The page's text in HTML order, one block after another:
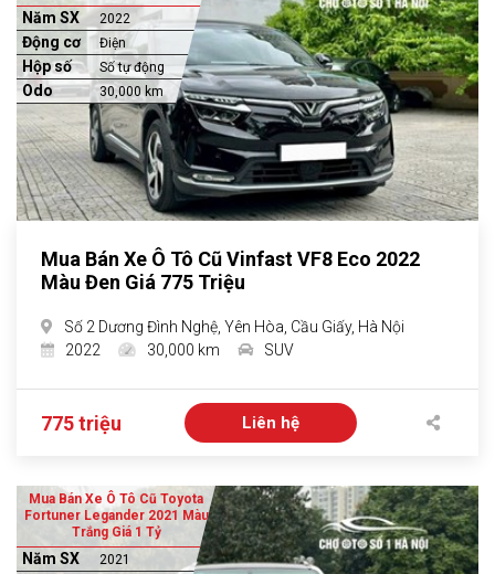
Năm SX 2022
Động cơ Điện
Hộp số Số tự động
Odo 30,000 km
Mua Bán Xe Ô Tô Cũ Vinfast VF8 Eco 2022
Màu Đen Giá 775 Triệu
Số 2 Dương Đình Nghệ, Yên Hòa, Cầu Giấy, Hà Nội
2022
30,000 km SUV
775 triệu Liên hệ
Mua Bán Xe Ô Tô Cũ Toyota
Fortuner Legander 2021 Màu
Trắng Giá 1 Tỷ
Năm SX 2021